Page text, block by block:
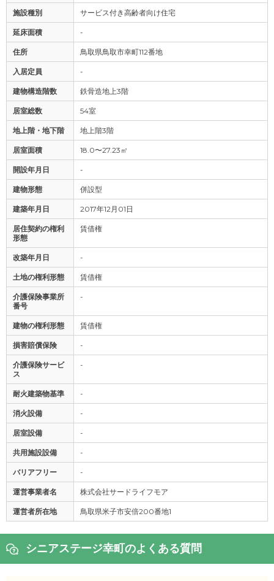
施設種別 サービス付き高齢者向け住宅
延床面積 -
住所 鳥取県鳥取市幸町112番地
入居定員 -
建物構造階数 鉄骨造地上3階
居室総数 54室
地上階・地下階 地上階3階
居室面積 18.0〜27.23㎡
開設年月日 -
建物形態 併設型
建築年月日 2017年12月01日
居住契約の権利
形態
賃借権
改築年月日 -
土地の権利形態 賃借権
介護保険事業所
番号
-
建物の権利形態 賃借権
損害賠償保険 -
介護保険サービ
ス
-
耐火建築物基準 -
消火設備 -
居室設備 -
共用施設設備 -
バリアフリー -
運営事業者名 株式会社サードライフモア
運営者所在地 鳥取県米子市安倍200番地1
シニアステージ幸町のよくある質問